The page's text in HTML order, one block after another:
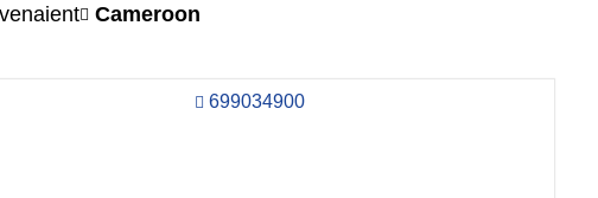
Cameroon
699034900